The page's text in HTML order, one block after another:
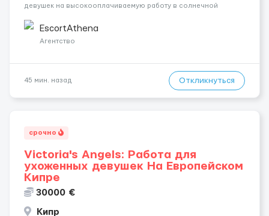
девушек на высокооплачиваемую работу в солнечной
хорошие деньги 💶 — это предложение для тебя! 🔹
Требования: ✔️ Возраст от ...
EscortAthena
Агентство
45 мин. назад Откликнуться
срочно
Victoria's Angels: Работа для
ухоженных девушек На Европейском
Кипре
30000 €
Кипр